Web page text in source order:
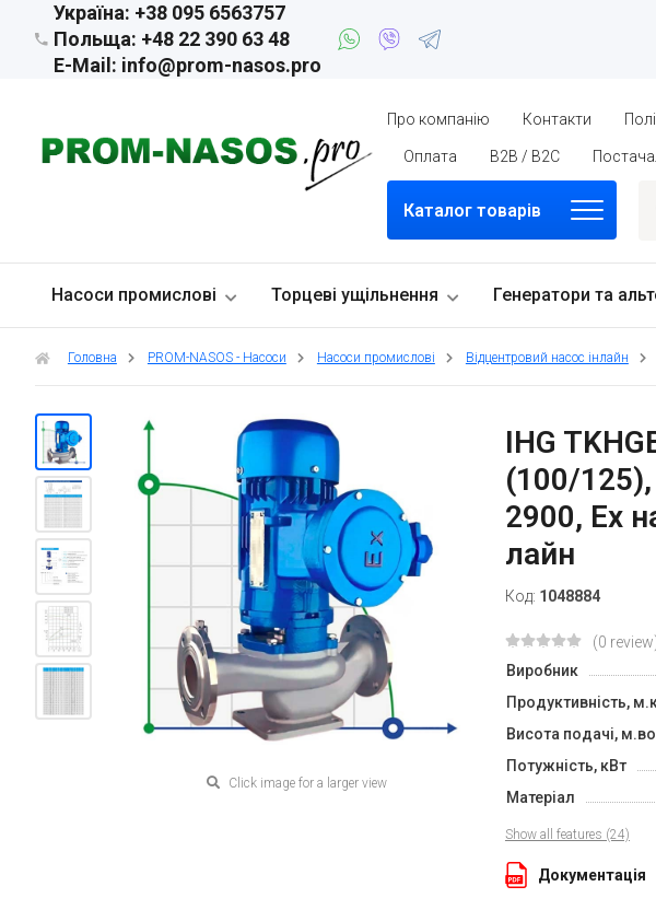
Україна: +38 095 6563757
Польща: +48 22 390 63 48
E-Mail: info@prom-nasos.pro
Про компанію Контакти
Оплата B2B / B2C
Каталог товарів
Насоси промислові Торцеві ущільнення Генератори та
Головна PROM-NASOS - Насоси Насоси промислові Відцентровий насос інлайн
Click image for a larger view
IHG
(100/125),
2900, Ex
лайн
Код: 1048884
(0
Виробник
Продуктивність,
Висота подачі,
Потужність, кВт
Матеріал
Show all features (24)
Документація